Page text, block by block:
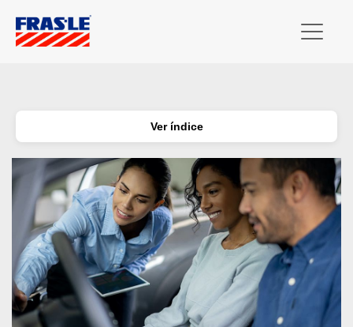
Ver índice